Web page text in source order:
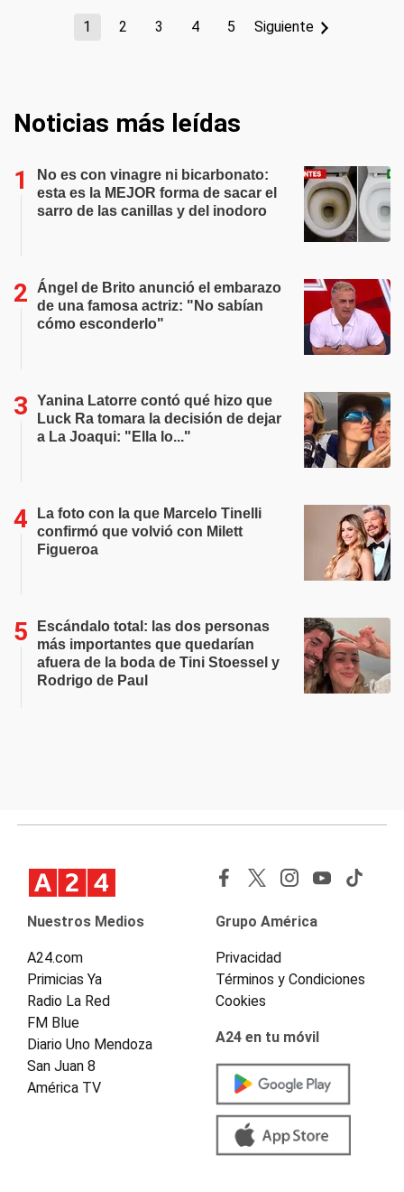
1 2 3 4 5 Siguiente
Noticias más leídas
No es con vinagre ni bicarbonato:
esta es la MEJOR forma de sacar el
sarro de las canillas y del inodoro
Ángel de Brito anunció el embarazo
de una famosa actriz: "No sabían
cómo esconderlo"
Yanina Latorre contó qué hizo que
Luck Ra tomara la decisión de dejar
a La Joaqui: "Ella lo..."
La foto con la que Marcelo Tinelli
confirmó que volvió con Milett
Figueroa
Escándalo total: las dos personas
más importantes que quedarían
afuera de la boda de Tini Stoessel y
Rodrigo de Paul
Nuestros Medios
A24.com
Primicias Ya
Radio La Red
FM Blue
Diario Uno Mendoza
San Juan 8
América TV
Grupo América
Privacidad
Términos y Condiciones
Cookies
A24 en tu móvil